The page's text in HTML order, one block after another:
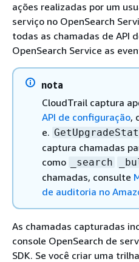
ações realizadas por um
serviço no OpenSearch
todas as chamadas de API
OpenSearch Service as
nota
CloudTrail captura
API de configuração,
e.
captura chamadas
como
_search
chamadas, consulte
de auditoria no
As chamadas capturadas
console OpenSearch de
SDK. Se você criar uma